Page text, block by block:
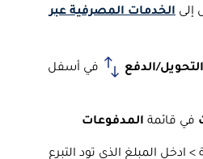
إلى الخدمات المصرفية عبر
التحويل/الدفع
في أسفل
في قائمة المدفوعات
ادخل المبلغ الذي تود التبرع